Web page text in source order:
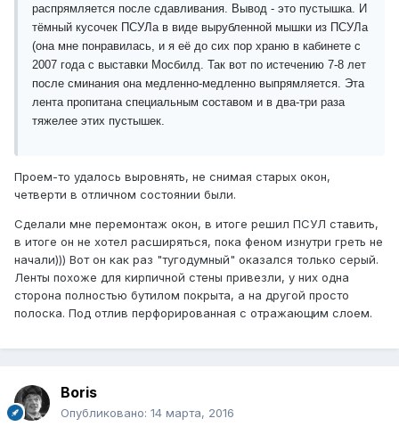
распрямляется после сдавливания. Вывод - это пустышка. И
тёмный кусочек ПСУЛа в виде вырубленной мышки из ПСУЛа
(она мне понравилась, и я её до сих пор храню в кабинете с
2007 года с выставки Мосбилд. Так вот по истечению 7-8 лет
после сминания она медленно-медленно выпрямляется. Эта
лента пропитана специальным составом и в два-три раза
тяжелее этих пустышек.
Проем-то удалось выровнять, не снимая старых окон,
четверти в отличном состоянии были.
Сделали мне перемонтаж окон, в итоге решил ПСУЛ ставить,
в итоге он не хотел расширяться, пока феном изнутри греть не
начали))) Вот он как раз "тугодумный" оказался только серый.
Ленты похоже для кирпичной стены привезли, у них одна
сторона полностью бутилом покрыта, а на другой просто
полоска. Под отлив перфорированная с отражающим слоем.
Boris
Опубликовано: 14 марта, 2016